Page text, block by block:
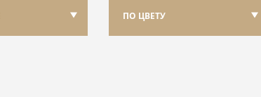
ПО ЦВЕТУ
СВЕТЛЫЙ